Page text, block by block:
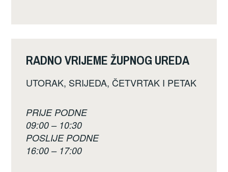
RADNO VRIJEME ŽUPNOG UREDA
UTORAK, SRIJEDA, ČETVRTAK I PETAK
PRIJE PODNE
09:00 – 10:30
POSLIJE PODNE
16:00 – 17:00